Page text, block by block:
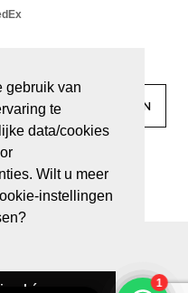
gebruik van
te
data/cookies
Wilt u meer
instellingen
oké
2026